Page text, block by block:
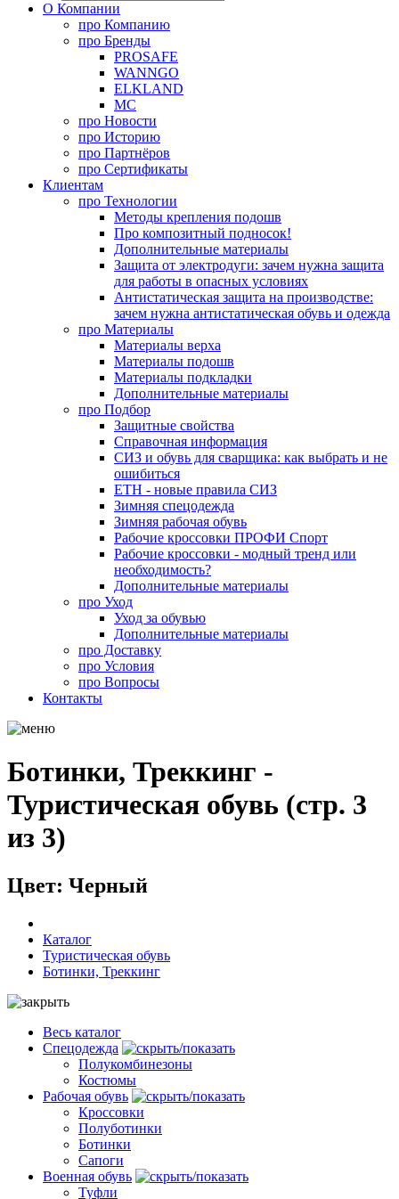
О Компании
про Компанию
про Бренды
PROSAFE
WANNGO
ELKLAND
MC
про Новости
про Историю
про Партнёров
про Сертификаты
Клиентам
про Технологии
Методы крепления подошв
Про композитный подносок!
Дополнительные материалы
Защита от электродуги: зачем нужна защита
для работы в опасных условиях
Антистатическая защита на производстве:
зачем нужна антистатическая обувь и одежда
про Материалы
Материалы верха
Материалы подошв
Материалы подкладки
Дополнительные материалы
про Подбор
Защитные свойства
Справочная информация
СИЗ и обувь для сварщика: как выбрать и не
ошибиться
ЕТН - новые правила СИЗ
Зимняя спецодежда
Зимняя рабочая обувь
Рабочие кроссовки ПРОФИ Спорт
Рабочие кроссовки - модный тренд или
необходимость?
Дополнительные материалы
про Уход
Уход за обувью
Дополнительные материалы
про Доставку
про Условия
про Вопросы
Контакты
Ботинки, Треккинг -
Туристическая обувь (стр. 3
из 3)
Цвет: Черный
Каталог
Туристическая обувь
Ботинки, Треккинг
Весь каталог
Спецодежда
Полукомбинезоны
Костюмы
Рабочая обувь
Кроссовки
Полуботинки
Ботинки
Сапоги
Военная обувь
Туфли